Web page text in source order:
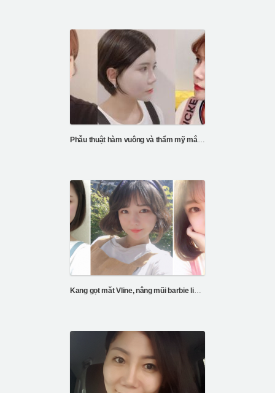
Kang gọt măt Vline, nâng mũi barbie line, căng da chỉ V3, cắt mí